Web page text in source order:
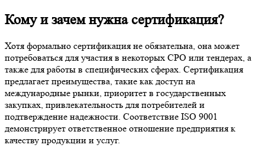
Кому и зачем нужна сертификация?
Хотя формально сертификация не обязательна, она может
потребоваться для участия в некоторых СРО или тендерах, а
также для работы в специфических сферах. Сертификация
предлагает преимущества, такие как доступ на
международные рынки, приоритет в государственных
закупках, привлекательность для потребителей и
подтверждение надежности. Соответствие ISO 9001
демонстрирует ответственное отношение предприятия к
качеству продукции и услуг.